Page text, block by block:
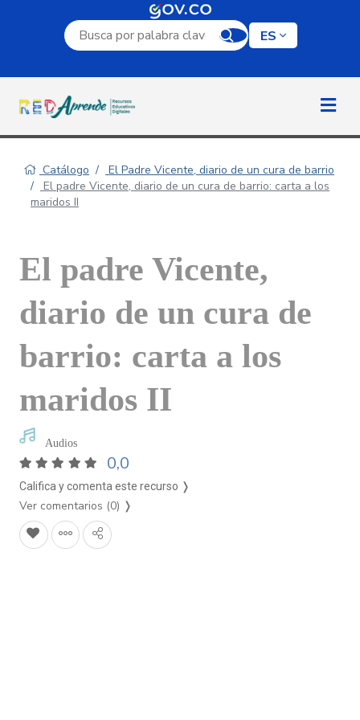
Campo de búsqueda por palabra clave
ES
Catálogo
El Padre Vicente, diario de un cura de barrio
El padre Vicente, diario de un cura de barrio: carta a los
maridos II
El padre Vicente,
diario de un cura de
barrio: carta a los
maridos II
Audios
0,0
Califica y comenta este recurso ❭
Ver comentarios (0) ❭